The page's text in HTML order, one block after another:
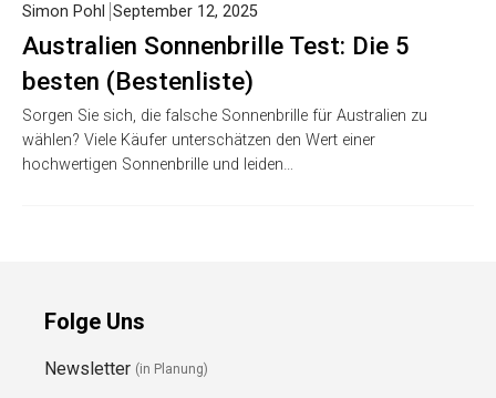
Australien Sonnenbrille Test: Die 5
besten (Bestenliste)
Simon Pohl September 12, 2025
Sorgen Sie sich, die falsche Sonnenbrille für Australien zu
wählen? Viele Käufer unterschätzen den Wert einer
hochwertigen Sonnenbrille und leiden…
Folge Uns
Newsletter (in Planung)